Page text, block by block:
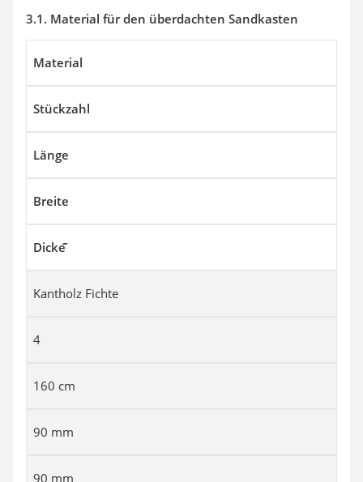
3.1. Material für den überdachten Sandkasten
Material
Stückzahl
Länge
Breite
Dicke ̃
Kantholz Fichte
4
160 cm
90 mm
90 mm